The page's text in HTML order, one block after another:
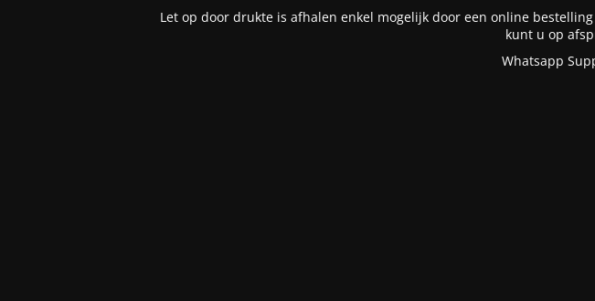
Let op door drukte is afhalen enkel mogelijk door een online
kunt u op
Whatsapp